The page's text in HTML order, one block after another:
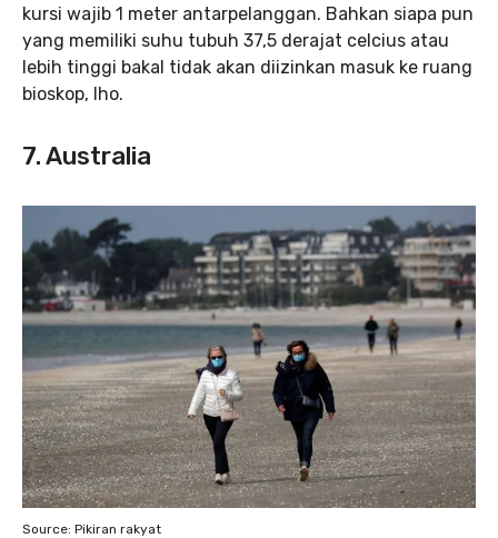
kursi wajib 1 meter antarpelanggan. Bahkan siapa pun
yang memiliki suhu tubuh 37,5 derajat celcius atau
lebih tinggi bakal tidak akan diizinkan masuk ke ruang
bioskop, lho.
7. Australia
Source: Pikiran rakyat